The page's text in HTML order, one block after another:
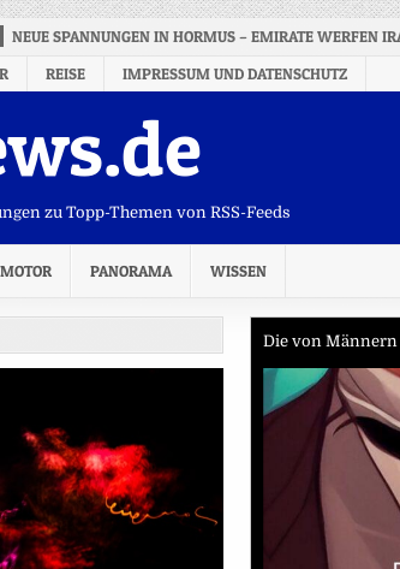
NEUE SPANNUNGEN IN HORMUS – EMIRATE WERFEN
REISE IMPRESSUM UND DATENSCHUTZ
zu Topp-Themen von RSS-Feeds
MOTOR PANORAMA WISSEN
Die von Männern